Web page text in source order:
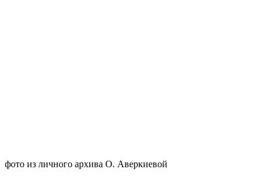
фото из личного архива О. Аверкиевой